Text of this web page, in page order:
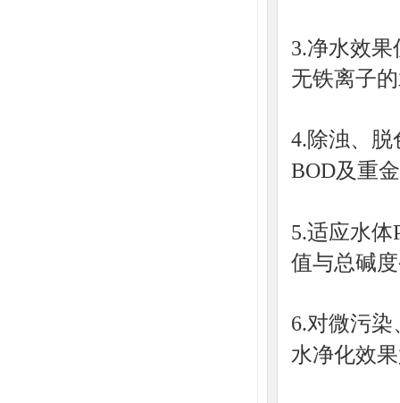
3.净水效
无铁离子
4.除浊、
BOD及重
5.适应水体
值与总碱
6.对微污
水净化效